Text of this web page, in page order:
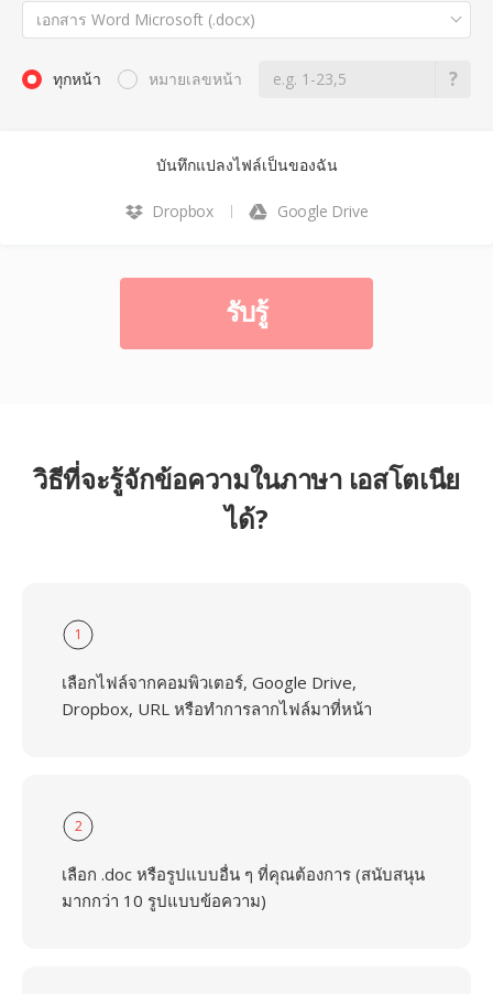
เอกสาร Word Microsoft (.docx)
ทุกหน้า หมายเลขหน้า
บันทึกแปลงไฟล์เป็นของฉัน
Dropbox Google Drive
รับรู้
วิธีที่จะรู้จักข้อความในภาษา เอสโตเนีย
ได้?
1
เลือกไฟล์จากคอมพิวเตอร์, Google Drive,
Dropbox, URL หรือทำการลากไฟล์มาที่หน้า
2
เลือก .doc หรือรูปแบบอื่น ๆ ที่คุณต้องการ (สนับสนุน
มากกว่า 10 รูปแบบข้อความ)